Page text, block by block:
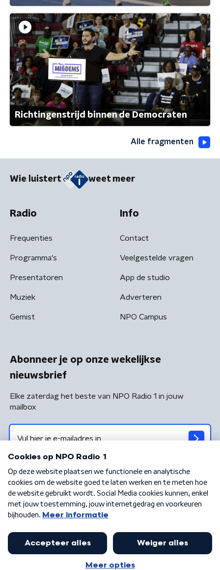
Richtingenstrijd binnen de Democraten
Alle fragmenten
Wie luistert weet meer
Radio
Frequenties
Programma's
Presentatoren
Muziek
Gemist
Info
Contact
Veelgestelde vragen
App de studio
Adverteren
NPO Campus
Abonneer je op onze wekelijkse
nieuwsbrief
Elke zaterdag het beste van NPO Radio 1 in jouw
mailbox
Algemene voorwaarden